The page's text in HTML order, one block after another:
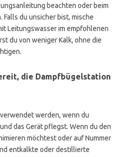
beachten oder beim
du unsicher bist, mische
Leitungswasser im empfohlenen
du von weniger Kalk, ohne die
die Dampfbügelstation
werden, wenn du
das Gerät pflegst. Wenn du den
möchtest oder auf Nummer
entkalkte oder destillierte